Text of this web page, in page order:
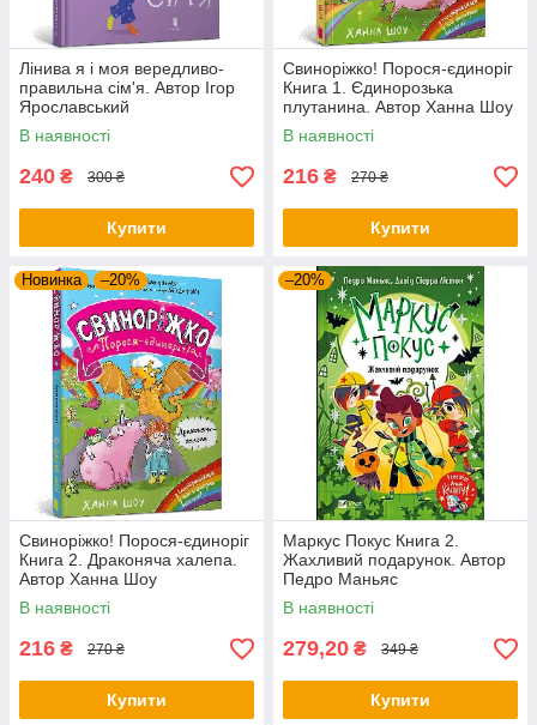
Лінива я і моя вередливо-
правильна сім'я. Автор Ігор
Ярославський
В наявності
240 ₴ 300 ₴
Купити
Свиноріжко! Порося-єдиноріг
Книга 1. Єдинорозька
плутанина. Автор Ханна Шоу
В наявності
216 ₴ 270 ₴
Купити
Новинка –20%
Свиноріжко! Порося-єдиноріг
Книга 2. Драконяча халепа.
Автор Ханна Шоу
В наявності
216 ₴ 270 ₴
Купити
–20%
Маркус Покус Книга 2.
Жахливий подарунок. Автор
Педро Маньяс
В наявності
279,20 ₴ 349 ₴
Купити